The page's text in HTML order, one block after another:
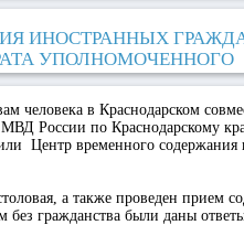
ИНОСТРАННЫХ
УПОЛНОМОЧЕННОГО
человека в Краснодарском
России по Краснодарскому
Центр временного содержания
а также проведен прием
гражданства были даны